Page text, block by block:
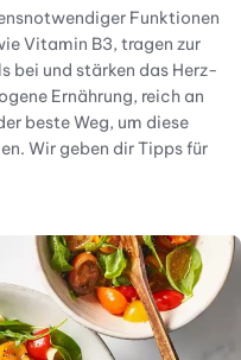
Funktionen
Vitamin B3, tragen zur
bei und stärken das Herz-
Ernährung, reich an
beste Weg, um diese
Wir geben dir Tipps für